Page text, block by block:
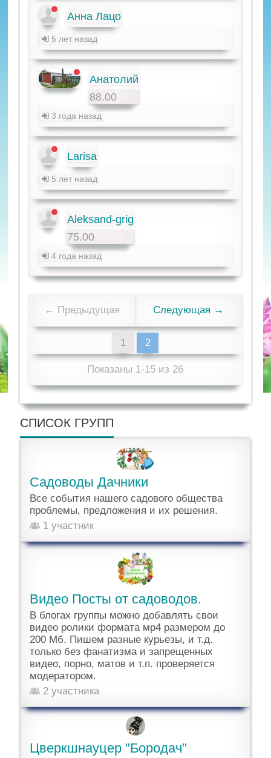
Анна Лацо
5 лет назад
Анатолий
88.00
3 года назад
Larisa
5 лет назад
Aleksand-grig
75.00
4 года назад
← Предыдущая Следующая →
1 2
Показаны 1-15 из 26
СПИСОК ГРУПП
Садоводы Дачники
Все события нашего садового общества
проблемы, предложения и их решения.
1 участник
Видео Посты от садоводов.
В блогах группы можно добавлять свои
видео ролики формата мр4 размером до
200 Мб. Пишем разные курьезы, и т.д.
только без фанатизма и запрещенных
видео, порно, матов и т.п. проверяется
модератором.
2 участника
Цверкшнауцер "Бородач"